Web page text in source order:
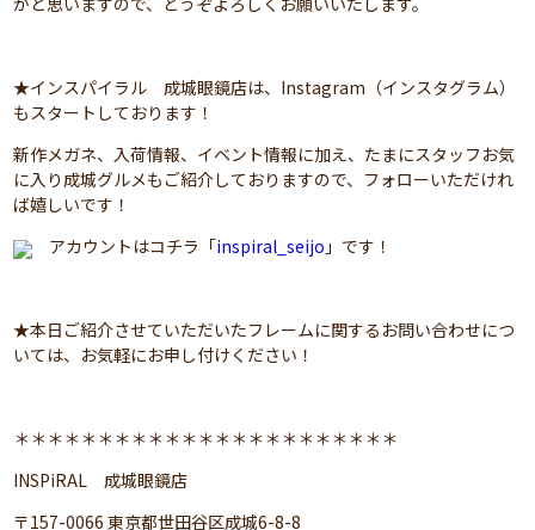
★インスパイラル 成城眼鏡店は、Instagram（インスタグラム）
もスタートしております！
新作メガネ、入荷情報、イベント情報に加え、たまにスタッフお気
に入り成城グルメもご紹介しておりますので、フォローいただけれ
ば嬉しいです！
アカウントはコチラ「inspiral_seijo 」です！
★本日ご紹介させていただいたフレームに関するお問い合わせにつ
いては、お気軽にお申し付けください！
＊＊＊＊＊＊＊＊＊＊＊＊＊＊＊＊＊＊＊＊＊＊＊
INSPiRAL 成城眼鏡店
〒157-0066 東京都世田谷区成城6-8-8